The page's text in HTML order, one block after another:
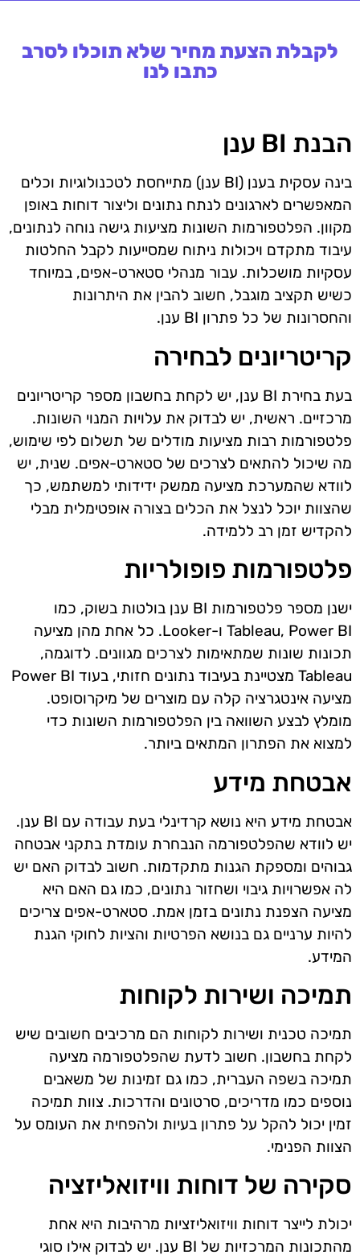
לקבלת הצעת מחיר שלא תוכלו לסרב
כתבו לנו
הבנת BI ענן
בינה עסקית בענן (BI ענן) מתייחסת לטכנולוגיות וכלים
המאפשרים לארגונים לנתח נתונים וליצור דוחות באופן
מקוון. הפלטפורמות השונות מציעות גישה נוחה לנתונים,
עיבוד מתקדם ויכולות ניתוח שמסייעות לקבל החלטות
עסקיות מושכלות. עבור מנהלי סטארט-אפים, במיוחד
כשיש תקציב מוגבל, חשוב להבין את היתרונות
והחסרונות של כל פתרון BI ענן.
קריטריונים לבחירה
בעת בחירת BI ענן, יש לקחת בחשבון מספר קריטריונים
מרכזיים. ראשית, יש לבדוק את עלויות המנוי השונות.
פלטפורמות רבות מציעות מודלים של תשלום לפי שימוש,
מה שיכול להתאים לצרכים של סטארט-אפים. שנית, יש
לוודא שהמערכת מציעה ממשק ידידותי למשתמש, כך
שהצוות יוכל לנצל את הכלים בצורה אופטימלית מבלי
להקדיש זמן רב ללמידה.
פלטפורמות פופולריות
ישנן מספר פלטפורמות BI ענן בולטות בשוק, כמו
Tableau, Power BI ו-Looker. כל אחת מהן מציעה
תכונות שונות שמתאימות לצרכים מגוונים. לדוגמה,
Tableau מצטיינת בעיבוד נתונים חזותי, בעוד Power BI
מציעה אינטגרציה קלה עם מוצרים של מיקרוסופט.
מומלץ לבצע השוואה בין הפלטפורמות השונות כדי
למצוא את הפתרון המתאים ביותר.
אבטחת מידע
אבטחת מידע היא נושא קרדינלי בעת עבודה עם BI ענן.
יש לוודא שהפלטפורמה הנבחרת עומדת בתקני אבטחה
גבוהים ומספקת הגנות מתקדמות. חשוב לבדוק האם יש
לה אפשרויות גיבוי ושחזור נתונים, כמו גם האם היא
מציעה הצפנת נתונים בזמן אמת. סטארט-אפים צריכים
להיות ערניים גם בנושא הפרטיות והציות לחוקי הגנת
המידע.
תמיכה ושירות לקוחות
תמיכה טכנית ושירות לקוחות הם מרכיבים חשובים שיש
לקחת בחשבון. חשוב לדעת שהפלטפורמה מציעה
תמיכה בשפה העברית, כמו גם זמינות של משאבים
נוספים כמו מדריכים, סרטונים והדרכות. צוות תמיכה
זמין יכול להקל על פתרון בעיות ולהפחית את העומס על
הצוות הפנימי.
סקירה של דוחות וויזואליזציה
יכולת לייצר דוחות וויזואליזציות מרהיבות היא אחת
מהתכונות המרכזיות של BI ענן. יש לבדוק אילו סוגי